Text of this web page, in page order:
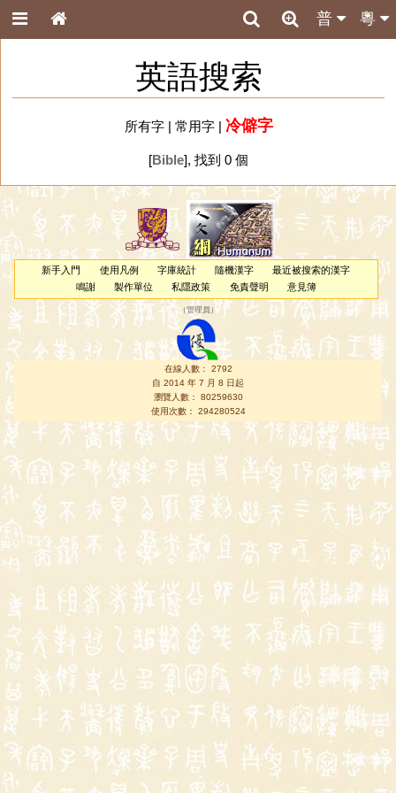
粵
普
英語搜索
所有字| 常用字| 冷僻字
[Bible], 找到 0 個
新手入門 使用凡例 字庫統計 隨機漢字
最近被搜索的漢字
鳴謝
製作單位 私隱政策 免責聲明 意見簿
（管理員 ）
在線人數： 2792
自 2014 年 7 月 8 日起
瀏覽人數： 80259630
使用次數： 294280524